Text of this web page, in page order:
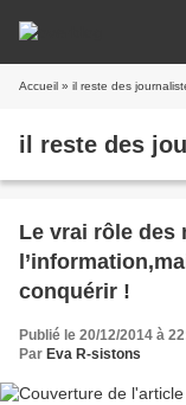
Accueil » il reste des
il reste des
Le vrai rôle des
conquérir !
Publié le 20/12/2014 à
Par Eva R-sistons